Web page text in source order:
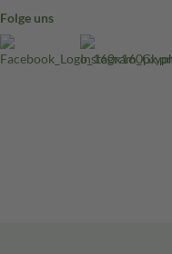
Folge uns